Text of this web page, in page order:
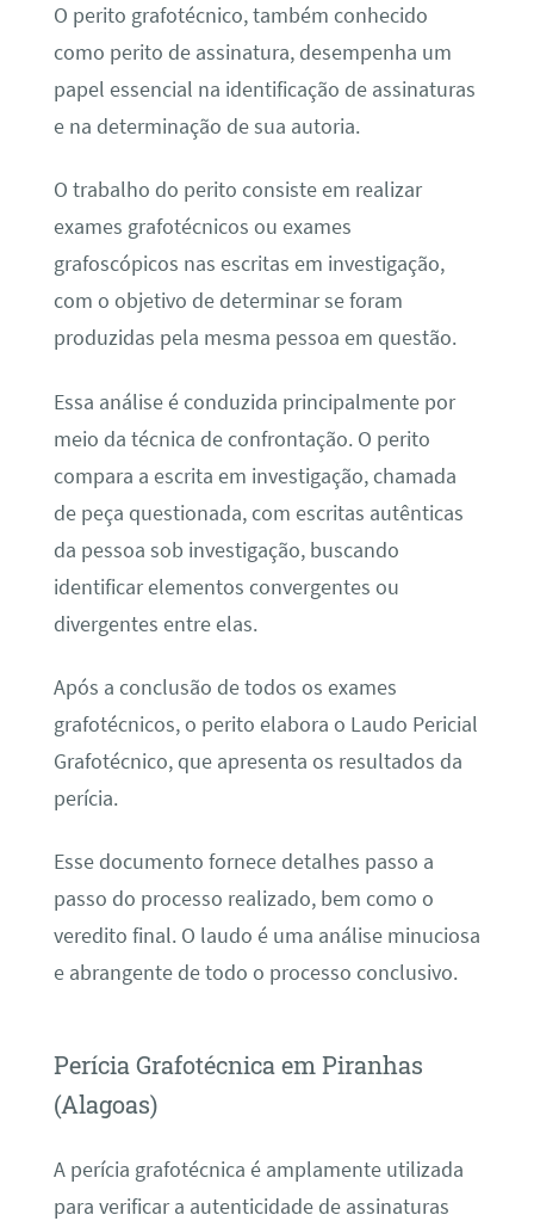
O perito grafotécnico, também conhecido
como perito de assinatura, desempenha um
papel essencial na identificação de assinaturas
e na determinação de sua autoria.
O trabalho do perito consiste em realizar
exames grafotécnicos ou exames
grafoscópicos nas escritas em investigação,
com o objetivo de determinar se foram
produzidas pela mesma pessoa em questão.
Essa análise é conduzida principalmente por
meio da técnica de confrontação. O perito
compara a escrita em investigação, chamada
de peça questionada, com escritas autênticas
da pessoa sob investigação, buscando
identificar elementos convergentes ou
divergentes entre elas.
Após a conclusão de todos os exames
grafotécnicos, o perito elabora o Laudo Pericial
Grafotécnico, que apresenta os resultados da
perícia.
Esse documento fornece detalhes passo a
passo do processo realizado, bem como o
veredito final. O laudo é uma análise minuciosa
e abrangente de todo o processo conclusivo.
Perícia Grafotécnica em Piranhas
(Alagoas)
A perícia grafotécnica é amplamente utilizada
para verificar a autenticidade de assinaturas